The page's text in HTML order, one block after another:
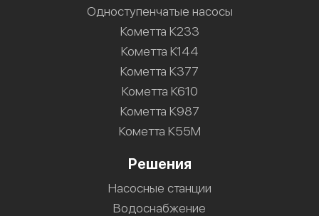
Одноступенчатые насосы
Кометта К233
Кометта К144
Кометта К377
Кометта К610
Кометта К987
Кометта К55М
Решения
Насосные станции
Водоснабжение